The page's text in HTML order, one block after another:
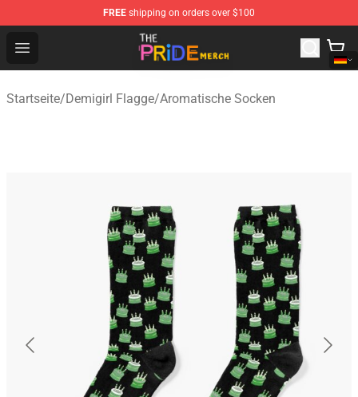
FREE shipping on orders over $100
Open menu
The Pride Shop - Official The Pride Merchandise Store
Startseite/Demigirl Flagge/Aromatische Socken